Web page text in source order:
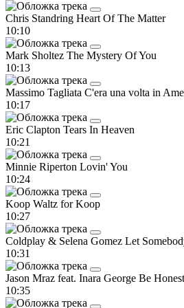
Chris Standring Heart Of The Matter
10:10
Mark Sholtez The Mystery Of You
10:13
Massimo Tagliata C'era una volta in
10:17
Eric Clapton Tears In Heaven
10:21
Minnie Riperton Lovin' You
10:24
Koop Waltz for Koop
10:27
Coldplay & Selena Gomez Let
10:31
Jason Mraz feat. Inara George Be Honest
10:35